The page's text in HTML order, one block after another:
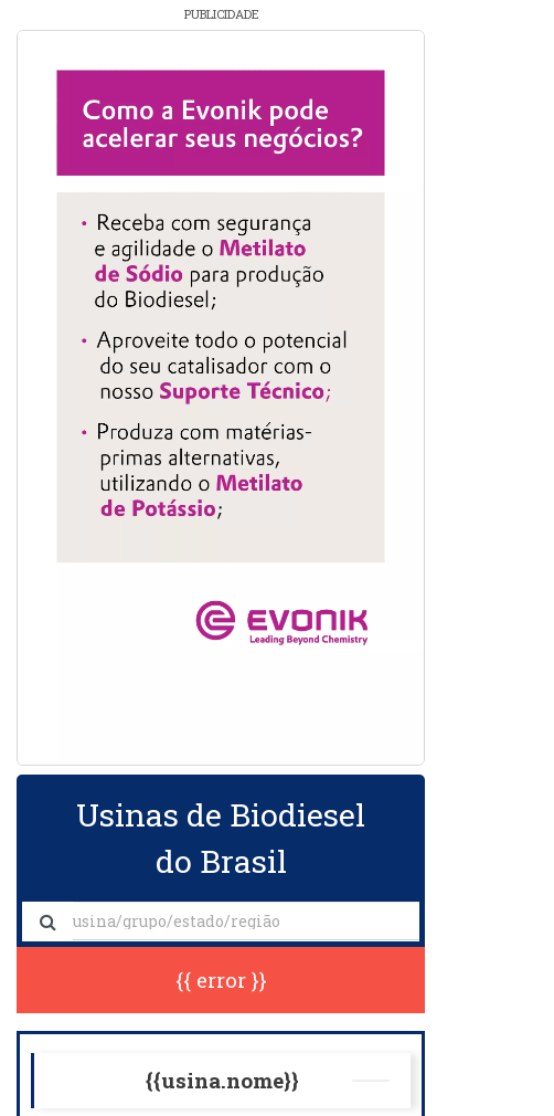
PUBLICIDADE
Usinas de Biodiesel
do Brasil
{{ error }}
{{usina.nome}}